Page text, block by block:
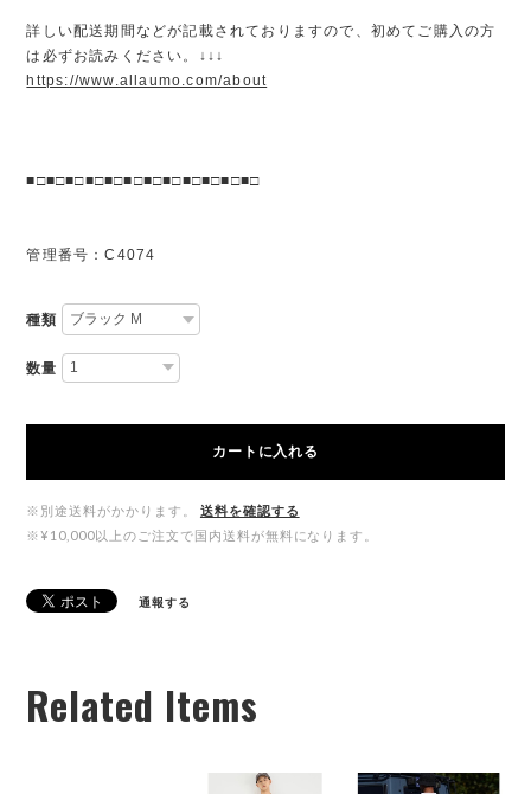
詳しい配送期間などが記載されておりますので、初めてご購入の方
は必ずお読みください。↓↓↓
https://www.allaumo.com/about
■□■□■□■□■□■□■□■□■□■□■□■□
管理番号：C4074
種類
数量
カートに入れる
※別途送料がかかります。
送料を確認する
※¥10,000以上のご注文で国内送料が無料になります。
通報する
Related Items